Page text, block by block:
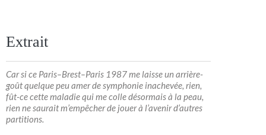
Extrait
Car si ce Paris–Brest–Paris 1987 me laisse un arrière-
goût quelque peu amer de symphonie inachevée, rien,
fût-ce cette maladie qui me colle désormais à la peau,
rien ne saurait m’empêcher de jouer à l’avenir d’autres
partitions.